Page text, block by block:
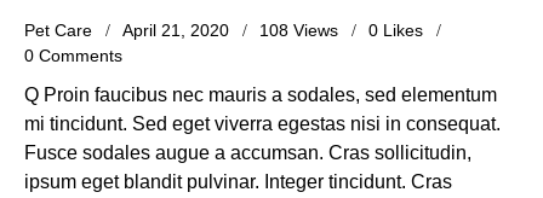
Pet Care April 21, 2020 108 Views 0 Likes
0 Comments
Q Proin faucibus nec mauris a sodales, sed elementum
mi tincidunt. Sed eget viverra egestas nisi in consequat.
Fusce sodales augue a accumsan. Cras sollicitudin,
ipsum eget blandit pulvinar. Integer tincidunt. Cras